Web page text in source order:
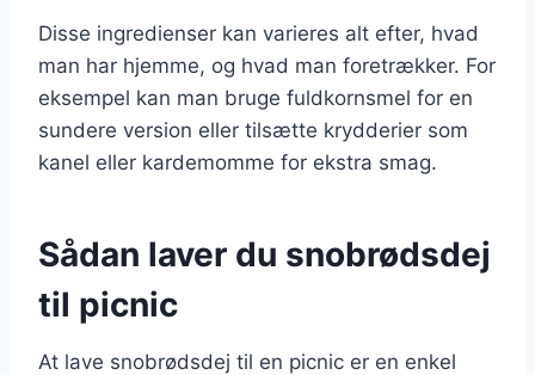
Disse ingredienser kan varieres alt efter, hvad
man har hjemme, og hvad man foretrækker. For
eksempel kan man bruge fuldkornsmel for en
sundere version eller tilsætte krydderier som
kanel eller kardemomme for ekstra smag.
Sådan laver du snobrødsdej
til picnic
At lave snobrødsdej til en picnic er en enkel